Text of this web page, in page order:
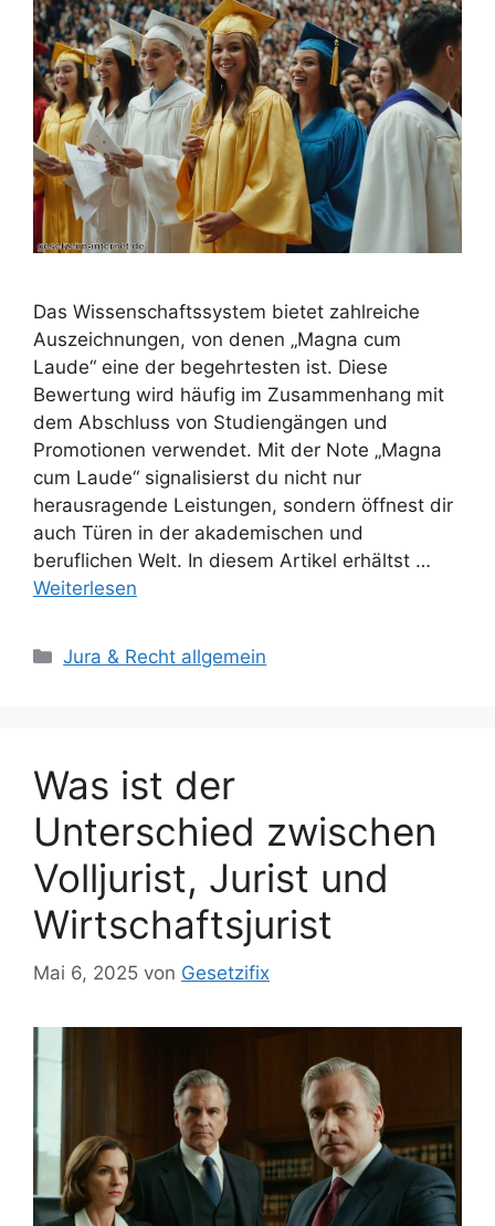
Das Wissenschaftssystem bietet zahlreiche
Auszeichnungen, von denen „Magna cum
Laude“ eine der begehrtesten ist. Diese
Bewertung wird häufig im Zusammenhang mit
dem Abschluss von Studiengängen und
Promotionen verwendet. Mit der Note „Magna
cum Laude“ signalisierst du nicht nur
herausragende Leistungen, sondern öffnest dir
auch Türen in der akademischen und
beruflichen Welt. In diesem Artikel erhältst …
Weiterlesen
Kategorien
Jura & Recht allgemein
Was ist der
Unterschied zwischen
Volljurist, Jurist und
Wirtschaftsjurist
Mai 6, 2025 von Gesetzifix